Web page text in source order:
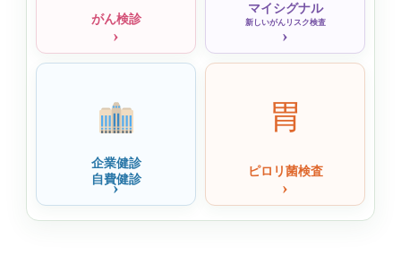
がん検診
›
マイシグナル
新しいがんリスク検査
›
企業健診
自費健診
›
胃
ピロリ菌検査
›